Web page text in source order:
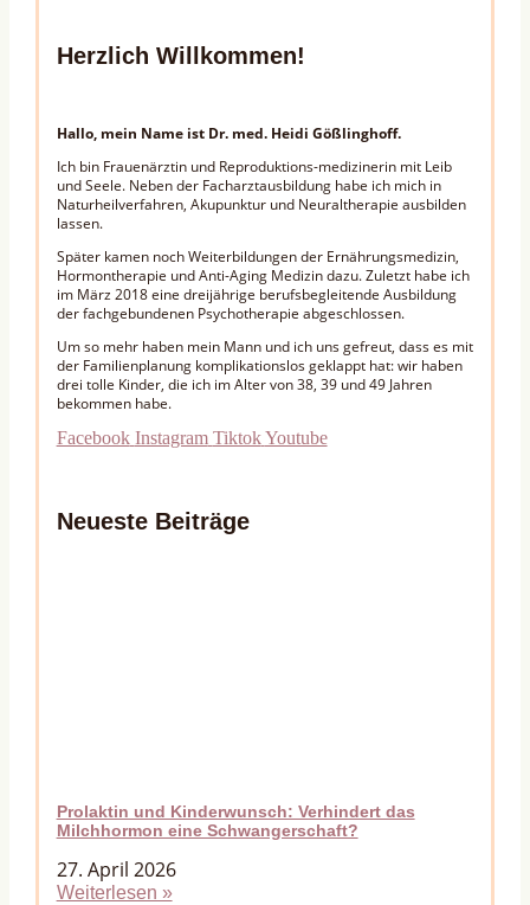
Herzlich Willkommen!
Hallo, mein Name ist Dr. med. Heidi Gößlinghoff.
Ich bin Frauenärztin und Reproduktions-medizinerin mit Leib
und Seele. Neben der Facharztausbildung habe ich mich in
Naturheilverfahren, Akupunktur und Neuraltherapie ausbilden
lassen.
Später kamen noch Weiterbildungen der Ernährungsmedizin,
Hormontherapie und Anti-Aging Medizin dazu. Zuletzt habe ich
im März 2018 eine dreijährige berufsbegleitende Ausbildung
der fachgebundenen Psychotherapie abgeschlossen.
Um so mehr haben mein Mann und ich uns gefreut, dass es mit
der Familienplanung komplikationslos geklappt hat: wir haben
drei tolle Kinder, die ich im Alter von 38, 39 und 49 Jahren
bekommen habe.
Facebook Instagram Tiktok Youtube
Neueste Beiträge
Prolaktin und Kinderwunsch: Verhindert das
Milchhormon eine Schwangerschaft?
27. April 2026
Weiterlesen »